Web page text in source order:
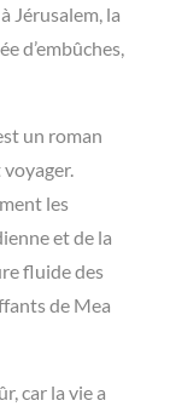
Jérusalem, la
d’embûches,
un roman
les
et de la
fluide des
de Mea
car la vie a